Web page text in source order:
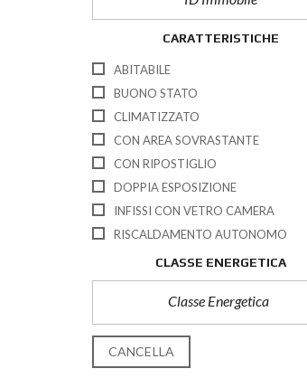
CARATTERISTICHE
ABITABILE
BUONO STATO
CLIMATIZZATO
CON AREA SOVRASTANTE
CON RIPOSTIGLIO
DOPPIA ESPOSIZIONE
INFISSI CON VETRO CAMERA
RISCALDAMENTO AUTONOMO
CLASSE ENERGETICA
Classe Energetica
CANCELLA